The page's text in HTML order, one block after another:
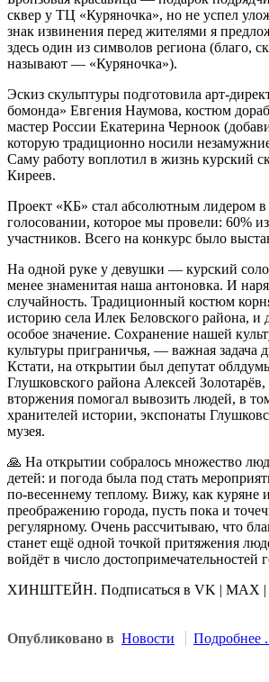
сквер у ТЦ «Куряночка», но не успел
знак извинения перед жителями я
здесь один из символов региона (благо,
называют — «Куряночка»).
Эскиз скульптуры подготовила арт-
бомонда» Евгения Наумова, костюм
мастер России Екатерина Черноок
которую традиционно носили
Саму работу воплотил в жизнь курский
Киреев.
Проект «КБ» стал абсолютным лидером
голосовании, которое мы провели: 60%
участников. Всего на конкурс было
На одной руке у девушки — курский
менее знаменитая наша антоновка. И
случайность. Традиционный костюм
историю села Илек Беловского района, и
особое значение. Сохранение нашей
культуры приграничья, — важная задача
Кстати, на открытии был депутат
Глушковского района Алексей
вторжения помогал вывозить людей, в
хранителей истории, экспонаты
музея.
🙏 На открытии собралось множество
детей: и погода была под стать
по-весеннему теплому. Вижу, как куряне
преображению города, пусть пока и
регулярному. Очень рассчитываю, что
станет ещё одной точкой притяжения
войдёт в число достопримечательностей
ХИНШТЕЙН. Подписаться в VK | MAX |
Опубликовано в Новости Подробнее